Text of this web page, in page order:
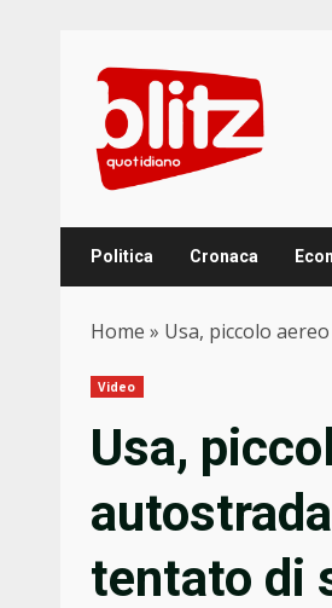
content
Politica Cronaca
Home » Usa, piccolo
Video
Usa,
tentato di